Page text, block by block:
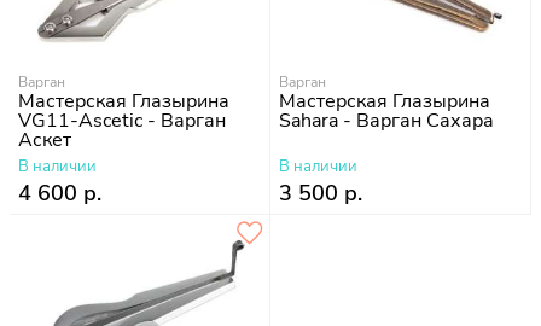
Варган
Мастерская Глазырина
VG11-Ascetic - Варган
Аскет
В наличии
4 600 р.
Варган
Мастерская Глазырина
Sahara - Варган Сахара
В наличии
3 500 р.